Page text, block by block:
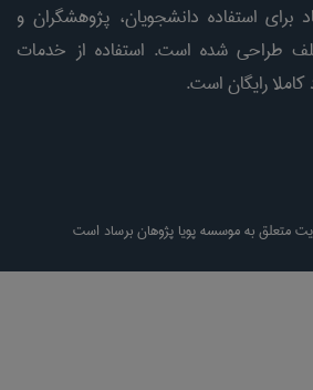
استفاده دانشجویان، پژوهشگران و
طراحی شده است. استفاده از خدمات
رایگان است.
متعلق به موسسه پویا پژوهان برساد است